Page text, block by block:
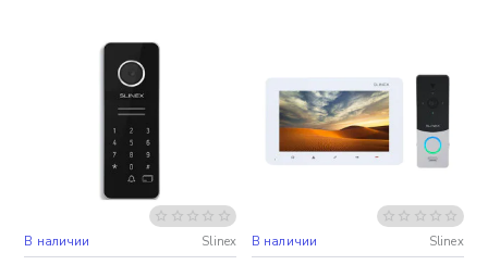
Бесплатная доставка
В наличии Slinex Бесплатная доставка
В наличии Slinex